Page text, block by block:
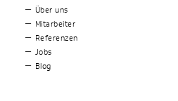
Über uns
Mitarbeiter
Referenzen
Jobs
Blog